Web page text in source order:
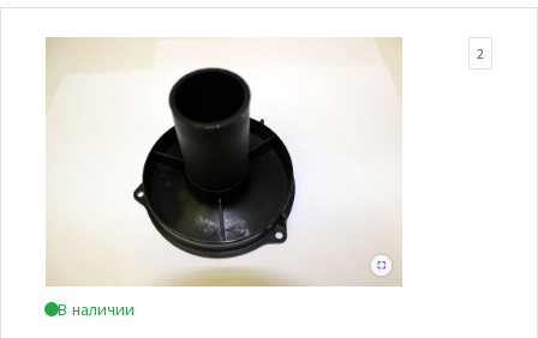
В наличии
2